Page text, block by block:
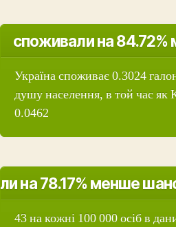
споживали на
Україна споживає 0.3024
душу населення, в той час як
0.0462
на 78.17% менше
43 на кожні 100 000 осіб в